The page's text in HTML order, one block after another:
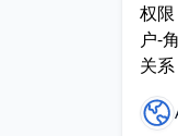
权
户-
关